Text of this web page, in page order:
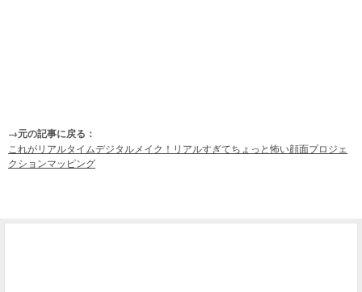
→元の記事に戻る：
これがリアルタイムデジタルメイク！リアルすぎてちょっと怖い顔面プロジェ
クションマッピング